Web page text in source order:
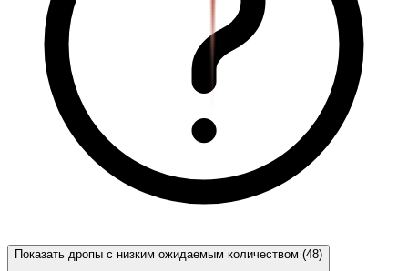
Показать дропы с низким ожидаемым количеством (48)